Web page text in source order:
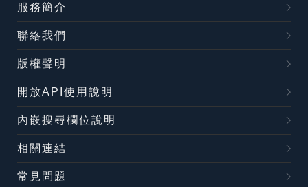
服務簡介
聯絡我們
版權聲明
開放API使用說明
內嵌搜尋欄位說明
相關連結
常見問題